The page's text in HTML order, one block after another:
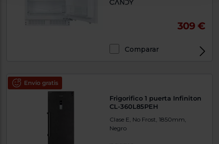
309 €
Comparar
Envío gratis
Frigorifico 1 puerta Infiniton
CL-360L85PEH
Clase E, No Frost, 1850mm,
Negro